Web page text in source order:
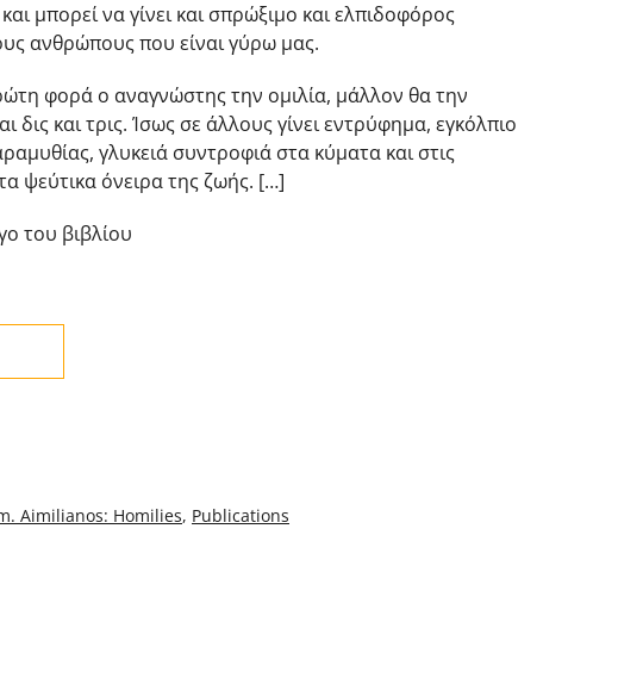
μπορεί να γίνει και σπρώξιμο και ελπιδοφόρος
ανθρώπους που είναι γύρω μας.
φορά ο αναγνώστης την ομιλία, μάλλον θα την
δις και τρις. Ίσως σε άλλους γίνει εντρύφημα, εγκόλπιο
γλυκειά συντροφιά στα κύματα και στις
ψεύτικα όνειρα της ζωής. […]
του βιβλίου
Aimilianos: Homilies, Publications